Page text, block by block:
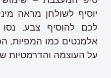
יוסיף לשולחן מראה
לכם להוסיף צבע,
אלמנטים כמו המפיות,
על העוצמה והדרמטיות